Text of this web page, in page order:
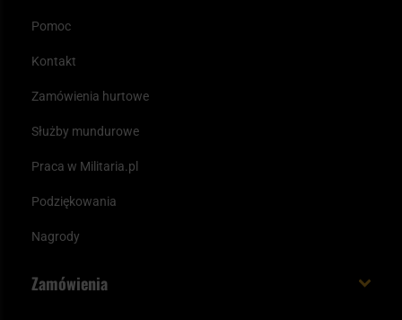
Pomoc
Kontakt
Zamówienia hurtowe
Służby mundurowe
Praca w Militaria.pl
Podziękowania
Nagrody
Zamówienia